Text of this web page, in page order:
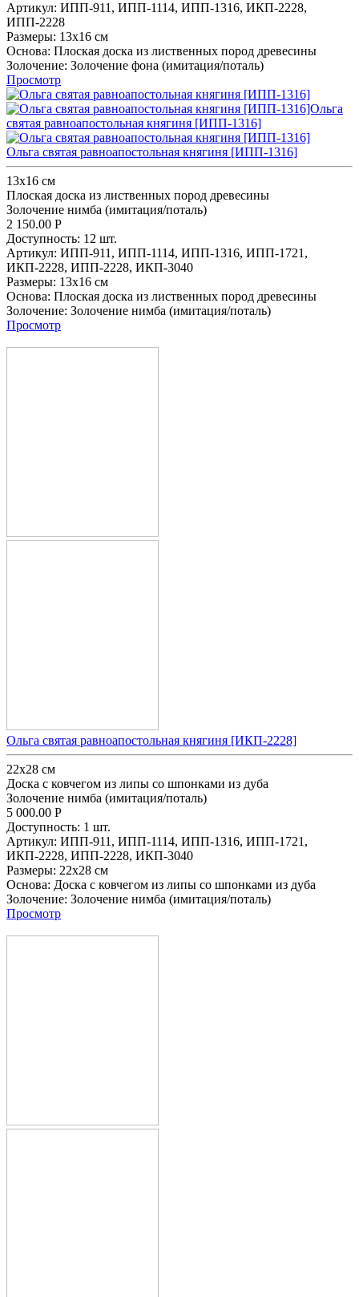
Артикул: ИПП-911, ИПП-1114, ИПП-1316, ИКП-2228,
ИПП-2228
Размеры: 13x16 см
Основа: Плоская доска из лиственных пород древесины
Золочение: Золочение фона (имитация/поталь)
Просмотр
Ольга святая равноапостольная княгиня [ИПП-1316]
13x16 см
Плоская доска из лиственных пород древесины
Золочение нимба (имитация/поталь)
2 150.00 Р
Доступность: 12 шт.
Артикул: ИПП-911, ИПП-1114, ИПП-1316, ИПП-1721,
ИКП-2228, ИПП-2228, ИКП-3040
Размеры: 13x16 см
Основа: Плоская доска из лиственных пород древесины
Золочение: Золочение нимба (имитация/поталь)
Просмотр
Ольга святая равноапостольная княгиня [ИКП-2228]
22х28 см
Доска с ковчегом из липы со шпонками из дуба
Золочение нимба (имитация/поталь)
5 000.00 Р
Доступность: 1 шт.
Артикул: ИПП-911, ИПП-1114, ИПП-1316, ИПП-1721,
ИКП-2228, ИПП-2228, ИКП-3040
Размеры: 22х28 см
Основа: Доска с ковчегом из липы со шпонками из дуба
Золочение: Золочение нимба (имитация/поталь)
Просмотр